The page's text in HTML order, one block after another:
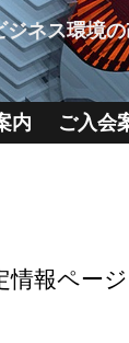
ネス環境
内 ご入会
報ページ